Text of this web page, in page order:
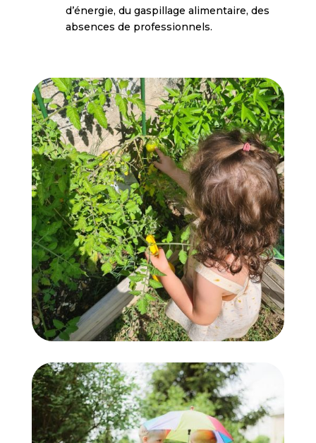
d’énergie, du gaspillage alimentaire, des
absences de professionnels.